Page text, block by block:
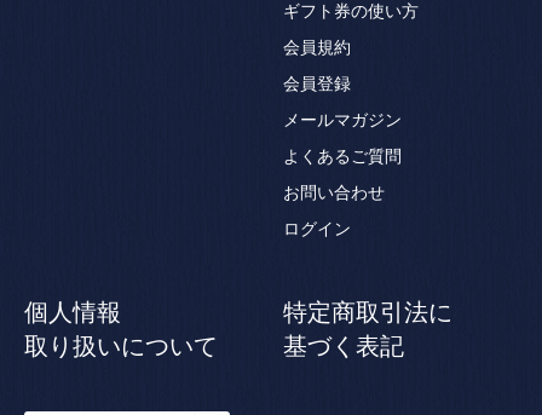
ギフト券の使い方
会員規約
会員登録
メールマガジン
よくあるご質問
お問い合わせ
ログイン
個人情報
取り扱いについて
特定商取引法に
基づく表記